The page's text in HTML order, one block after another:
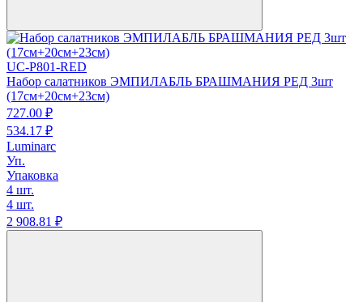
UC-P801-RED
Набор салатников ЭМПИЛАБЛЬ БРАШМАНИЯ РЕД 3шт
(17см+20см+23см)
727.00 ₽
534.17 ₽
Luminarc
Уп.
Упаковка
4 шт.
4 шт.
2 908.81 ₽